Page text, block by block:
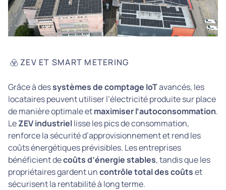
ZEV ET SMART METERING
Grâce à dessystèmes de comptage IoTavancés, les
locataires peuvent utiliser l’électricité produite sur place
de manière optimale etmaximiser l’autoconsommation.
LeZEV industriellisse les pics de consommation,
renforce la sécurité d’approvisionnement et rend les
coûts énergétiques prévisibles. Les entreprises
bénéficient decoûts d’énergie stables, tandis que les
propriétaires gardent uncontrôle total des coûtset
sécurisent la rentabilité à long terme.